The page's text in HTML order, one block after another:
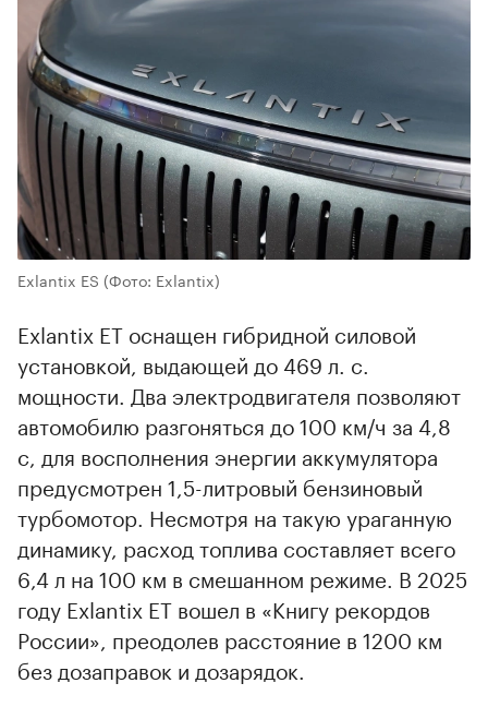
Exlantix ES (Фото: Exlantix)
00:00 / 00:00
Exlantix ET оснащен гибридной силовой
установкой, выдающей до 469 л. с.
мощности. Два электродвигателя позволяют
автомобилю разгоняться до 100 км/ч за 4,8
с, для восполнения энергии аккумулятора
предусмотрен 1,5-литровый бензиновый
турбомотор. Несмотря на такую ураганную
динамику, расход топлива составляет всего
6,4 л на 100 км в смешанном режиме. В 2025
году Exlantix ET вошел в «Книгу рекордов
России», преодолев расстояние в 1200 км
без дозаправок и дозарядок.